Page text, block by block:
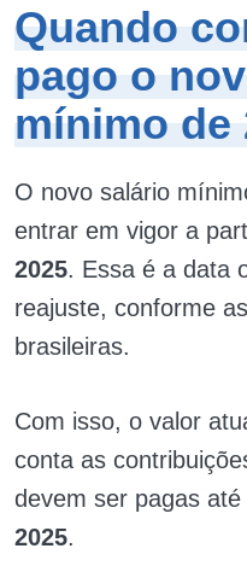
Quando
pago o
mínimo de
O novo salário
entrar em vigor a
2025. Essa é a data
reajuste, conforme
brasileiras.
Com isso, o valor
conta as
devem ser pagas até
2025.